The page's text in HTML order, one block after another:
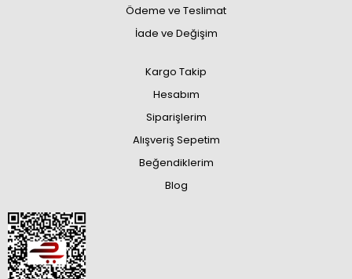
Ödeme ve Teslimat
İade ve Değişim
Kargo Takip
Hesabım
Siparişlerim
Alışveriş Sepetim
Beğendiklerim
Blog